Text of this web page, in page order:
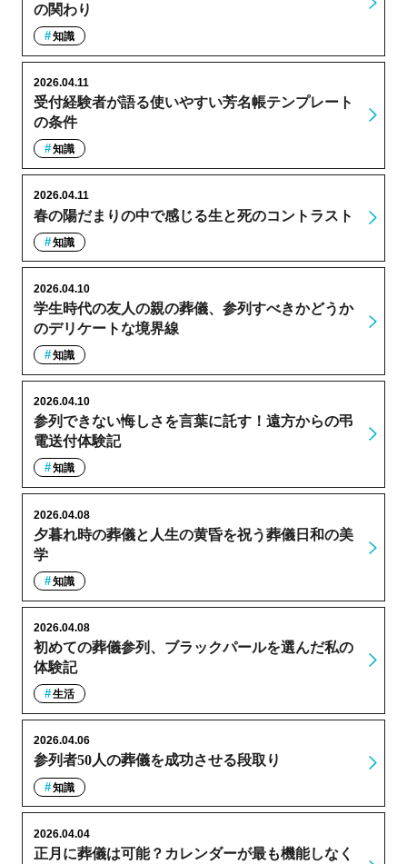
の関わり
知識
受付経験者が語る使いやすい芳名帳テンプレート
の条件
2026.04.11
知識
春の陽だまりの中で感じる生と死のコントラスト
2026.04.11
知識
学生時代の友人の親の葬儀、参列すべきかどうか
のデリケートな境界線
2026.04.10
知識
参列できない悔しさを言葉に託す！遠方からの弔
電送付体験記
2026.04.10
知識
夕暮れ時の葬儀と人生の黄昏を祝う葬儀日和の美
学
2026.04.08
知識
初めての葬儀参列、ブラックパールを選んだ私の
体験記
2026.04.08
生活
参列者50人の葬儀を成功させる段取り
2026.04.06
知識
正月に葬儀は可能？カレンダーが最も機能しなく
2026.04.04